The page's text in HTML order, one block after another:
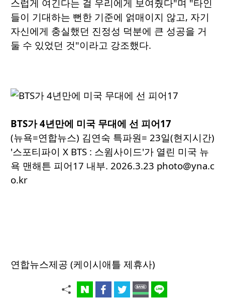
스럽게 여긴다는 걸 우리에게 보여줬다"며 "타인
들이 기대하는 뻔한 기준에 얽매이지 않고, 자기
자신에게 충실했던 진정성 덕분에 큰 성공을 거
둘 수 있었던 것"이라고 강조했다.
BTS가 4년만에 미국 무대에 선 피어17
(뉴욕=연합뉴스) 김연숙 특파원= 23일(현지시간)
'스포티파이 X BTS : 스윔사이드'가 열린 미국 뉴
욕 맨해튼 피어17 내부. 2026.3.23 photo@yna.c
o.kr
연합뉴스제공 (케이시애틀 제휴사)